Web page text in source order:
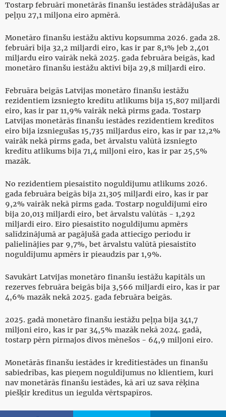
Tostarp februārī monetārās finanšu iestādes strādājušas ar
peļņu 27,1 miljona eiro apmērā.
Monetāro finanšu iestāžu aktīvu kopsumma 2026. gada 28.
februārī bija 32,2 miljardi eiro, kas ir par 8,1% jeb 2,401
miljardu eiro vairāk nekā 2025. gada februāra beigās, kad
monetāro finanšu iestāžu aktīvi bija 29,8 miljardi eiro.
Februāra beigās Latvijas monetāro finanšu iestāžu
rezidentiem izsniegto kredītu atlikums bija 15,807 miljardi
eiro, kas ir par 11,9% vairāk nekā pirms gada. Tostarp
Latvijas monetārās finanšu iestādes rezidentiem kredītos
eiro bija izsniegušas 15,735 miljardus eiro, kas ir par 12,2%
vairāk nekā pirms gada, bet ārvalstu valūtā izsniegto
kredītu atlikums bija 71,4 miljoni eiro, kas ir par 25,5%
mazāk.
No rezidentiem piesaistīto noguldījumu atlikums 2026.
gada februāra beigās bija 21,305 miljardi eiro, kas ir par
9,2% vairāk nekā pirms gada. Tostarp noguldījumi eiro
bija 20,013 miljardi eiro, bet ārvalstu valūtās - 1,292
miljardi eiro. Eiro piesaistīto noguldījumu apmērs
salīdzinājumā ar pagājušā gada attiecīgo periodu ir
palielinājies par 9,7%, bet ārvalstu valūtā piesaistīto
noguldījumu apmērs ir pieaudzis par 1,9%.
Savukārt Latvijas monetāro finanšu iestāžu kapitāls un
rezerves februāra beigās bija 3,566 miljardi eiro, kas ir par
4,6% mazāk nekā 2025. gada februāra beigās.
2025. gadā monetāro finanšu iestāžu peļņa bija 341,7
miljoni eiro, kas ir par 34,5% mazāk nekā 2024. gadā,
tostarp pērn pirmajos divos mēnešos - 64,9 miljoni eiro.
Monetārās finanšu iestādes ir kredītiestādes un finanšu
sabiedrības, kas pieņem noguldījumus no klientiem, kuri
nav monetārās finanšu iestādes, kā arī uz sava rēķina
piešķir kredītus un iegulda vērtspapīros.